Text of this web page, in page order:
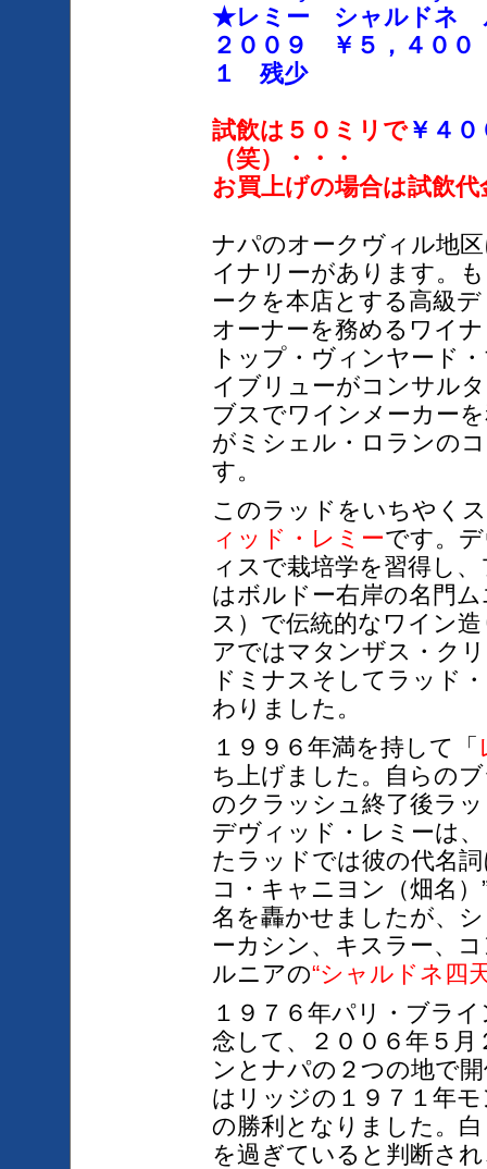
★レミー シャルドネ
２００９ ￥５，４０
１ 残少
試飲は５０ミリで￥４０
（笑）・・・
お買上げの場合は試飲
ナパのオークヴィル地
イナリーがあります。
ークを本店とする高級
オーナーを務めるワイ
トップ・ヴィンヤード
イブリューがコンサル
ブスでワインメーカー
がミシェル・ロランの
す。
このラッドをいちやく
ィッド・レミーです。
ィスで栽培学を習得し
はボルドー右岸の名門
ス）で伝統的なワイン
アではマタンザス・ク
ドミナスそしてラッド
わりました。
１９９６年満を持して「
ち上げました。自らの
のクラッシュ終了後ラ
デヴィッド・レミーは
たラッドでは彼の代名
コ・キャニヨン（畑名
名を轟かせましたが、
ーカシン、キスラー、
ルニアの“シャルドネ四
１９７６年パリ・ブラ
念して、２００６年５
ンとナパの２つの地で
はリッジの１９７１年
の勝利となりました。白
を過ぎていると判断さ